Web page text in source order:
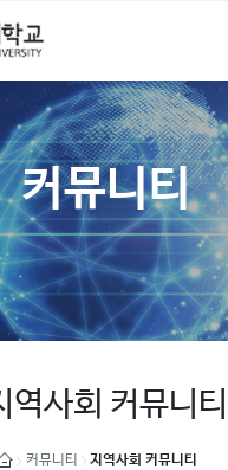
커뮤니티
역사회 커뮤니티
커뮤니티 지역사회 커뮤니티